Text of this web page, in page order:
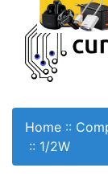
Home ::
:: 1/2W